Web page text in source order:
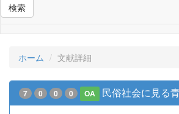
検索
ホーム 文献詳細
7 0 0 0 OA 民俗社会に見る